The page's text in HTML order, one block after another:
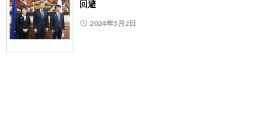
回避
2024年5月2日